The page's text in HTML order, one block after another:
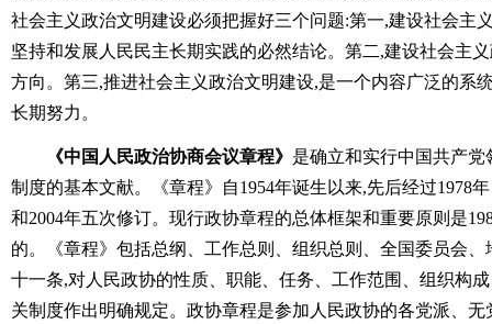
社会主义政治文明建设必须把握好三个问题:第一,建设社会主
坚持和发展人民民主长期实践的必然结论。第二,建设社会主
方向。第三,推进社会主义政治文明建设,是一个内容广泛的系
长期努力。
《中国人民政治协商会议章程》 是确立和实行中国共产
制度的基本文献。《章程》自1954年诞生以来,先后经过1978
和2004年五次修订。现行政协章程的总体框架和重要原则是
的。《章程》包括总纲、工作总则、组织总则、全国委员会
十一条,对人民政协的性质、职能、任务、工作范围、组织构
关制度作出明确规定。政协章程是参加人民政协的各党派、